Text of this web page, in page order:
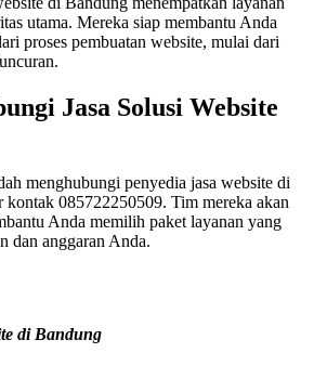
utama. Mereka siap membantu Anda
proses pembuatan website, mulai dari
Jasa Solusi Website
menghubungi penyedia jasa website di
kontak 085722250509. Tim mereka akan
Anda memilih paket layanan yang
dan anggaran Anda.
di Bandung